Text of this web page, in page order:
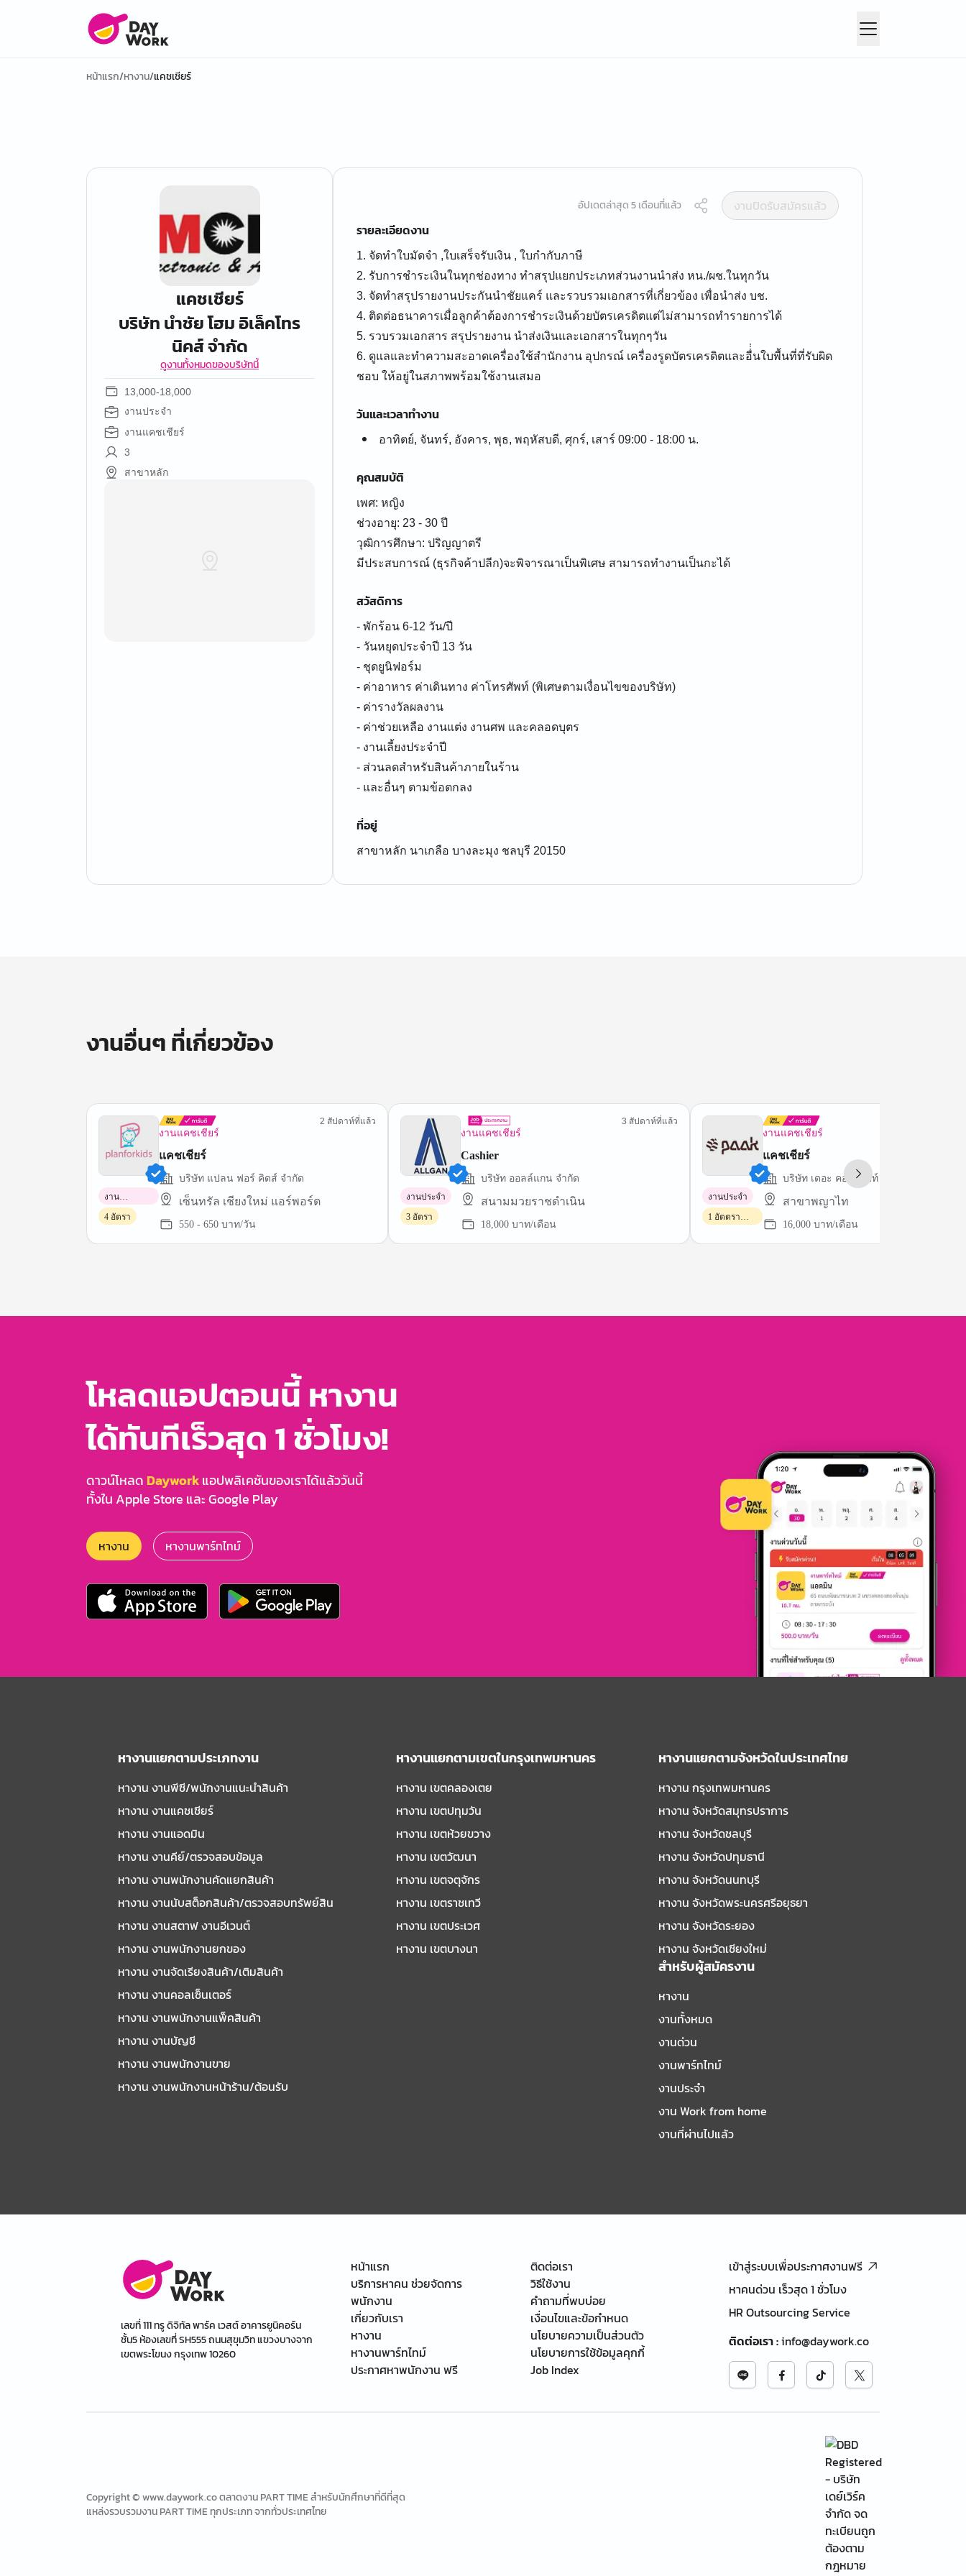
หน้าแรก/หางาน/แคชเชียร์
แคชเชียร์
บริษัท นำชัย โฮม อิเล็คโทร
นิคส์ จำกัด
ดูงานทั้งหมดของบริษัทนี้
13,000-18,000
งานประจำ
งานแคชเชียร์
3
สาขาหลัก
อัปเดตล่าสุด 5 เดือนที่แล้ว
งานปิดรับสมัครแล้ว
รายละเอียดงาน
1. จัดทำใบมัดจำ ,ใบเสร็จรับเงิน , ใบกำกับภาษี
2. รับการชำระเงินในทุกช่องทาง ทำสรุปแยกประเภทส่วนงานนำส่ง หน./ผช.ในทุกวัน
3. จัดทำสรุปรายงานประกันนำชัยแคร์ และรวบรวมเอกสารที่เกี่ยวข้อง เพื่อนำส่ง บช.
4. ติดต่อธนาคารเมื่อลูกค้าต้องการชำระเงินด้วยบัตรเครดิตแต่ไม่สามารถทำรายการได้
5. รวบรวมเอกสาร สรุปรายงาน นำส่งเงินและเอกสารในทุกๆวัน
6. ดูแลและทำความสะอาดเครื่องใช้สำนักงาน อุปกรณ์ เครื่องรูดบัตรเครดิตและอื่่่นใบพื้นที่ที่รับผิด
ชอบ ให้อยู่ในสภาพพร้อมใช้งานเสมอ
วันและเวลาทำงาน
อาทิตย์, จันทร์, อังคาร, พุธ, พฤหัสบดี, ศุกร์, เสาร์ 09:00 - 18:00 น.
คุณสมบัติ
เพศ: หญิง
ช่วงอายุ: 23 - 30 ปี
วุฒิการศึกษา: ปริญญาตรี
มีประสบการณ์ (ธุรกิจค้าปลีก)จะพิจารณาเป็นพิเศษ สามารถทำงานเป็นกะได้
สวัสดิการ
- พักร้อน 6-12 วัน/ปี
- วันหยุดประจำปี 13 วัน
- ชุดยูนิฟอร์ม
- ค่าอาหาร ค่าเดินทาง ค่าโทรศัพท์ (พิเศษตามเงื่อนไขของบริษัท)
- ค่ารางวัลผลงาน
- ค่าช่วยเหลือ งานแต่ง งานศพ และคลอดบุตร
- งานเลี้ยงประจำปี
- ส่วนลดสำหรับสินค้าภายในร้าน
ที่อยู่
สาขาหลัก นาเกลือ บางละมุง ชลบุรี 20150
งานอื่นๆ ที่เกี่ยวข้อง
งานแคชเชียร์
2 สัปดาห์ที่แล้ว
แคชเชียร์
บริษัท แปลน ฟอร์ คิดส์ จำกัด
เซ็นทรัล เชียงใหม่ แอร์พอร์ต
550 - 650 บาท/วัน
งาน
พาร์ทไทม์
4 อัตรา
งานแคชเชียร์
3 สัปดาห์ที่แล้ว
Cashier
บริษัท ออลล์แกน จำกัด
สนามมวยราชดำเนิน
18,000 บาท/เดือน
งานประจำ
3 อัตรา
งานแคชเชียร์
แคชเชียร์
บริษัท เดอะ คอนเซปท์ ดริ้งค์ จำกัด
สาขาพญาไท
16,000 บาท/เดือน
งานประจำ
1 อัตตรา
โหลดแอปตอนนี้ หางาน
ได้ทันทีเร็วสุด 1 ชั่วโมง!
ดาวน์โหลด Dayworkแอปพลิเคชันของเราได้แล้ววันนี้
ทั้งใน Apple Store และ Google Play
หางาน หางานพาร์ทไทม์
หางานแยกตามประเภทงาน
หางาน งานพีซี/พนักงานแนะนําสินค้า
หางาน งานแคชเชียร์
หางาน งานแอดมิน
หางาน งานคีย์/ตรวจสอบข้อมูล
หางาน งานพนักงานคัดแยกสินค้า
หางาน งานนับสต็อกสินค้า/ตรวจสอบทรัพย์สิน
หางาน งานสตาฟ งานอีเวนต์
หางาน งานพนักงานยกของ
หางาน งานจัดเรียงสินค้า/เติมสินค้า
หางาน งานคอลเซ็นเตอร์
หางาน งานพนักงานแพ็คสินค้า
หางาน งานบัญชี
หางาน งานพนักงานขาย
หางาน งานพนักงานหน้าร้าน/ต้อนรับ
หางานแยกตามเขตในกรุงเทพมหานคร
หางาน เขตคลองเตย
หางาน เขตปทุมวัน
หางาน เขตห้วยขวาง
หางาน เขตวัฒนา
หางาน เขตจตุจักร
หางาน เขตราชเทวี
หางาน เขตประเวศ
หางาน เขตบางนา
หางานแยกตามจังหวัดในประเทศไทย
หางาน กรุงเทพมหานคร
หางาน จังหวัดสมุทรปราการ
หางาน จังหวัดชลบุรี
หางาน จังหวัดปทุมธานี
หางาน จังหวัดนนทบุรี
หางาน จังหวัดพระนครศรีอยุธยา
หางาน จังหวัดระยอง
หางาน จังหวัดเชียงใหม่
สำหรับผู้สมัครงาน
หางาน
งานทั้งหมด
งานด่วน
งานพาร์ทไทม์
งานประจำ
งาน Work from home
งานที่ผ่านไปแล้ว
เลขที่ 111 ทรู ดิจิทัล พาร์ค เวสต์ อาคารยูนิคอร์น
ชั้น5 ห้องเลขที่ SH555 ถนนสุขุมวิท แขวงบางจาก
เขตพระโขนง กรุงเทพ 10260
หน้าแรก
บริการหาคน ช่วยจัดการ
พนักงาน
เกี่ยวกับเรา
หางาน
หางานพาร์ทไทม์
ประกาศหาพนักงาน ฟรี
ติดต่อเรา
วิธีใช้งาน
คำถามที่พบบ่อย
เงื่อนไขและข้อกำหนด
นโยบายความเป็นส่วนตัว
นโยบายการใช้ข้อมูลคุกกี้
Job Index
เข้าสู่ระบบเพื่อประกาศงานฟรี
หาคนด่วน เร็วสุด 1 ชั่วโมง
HR Outsourcing Service
ติดต่อเรา:info@daywork.co
Copyright © www.daywork.co ตลาดงาน PART TIME สำหรับนักศึกษาที่ดีที่สุด
แหล่งรวบรวมงาน PART TIME ทุกประเภท จากทั่วประเทศไทย